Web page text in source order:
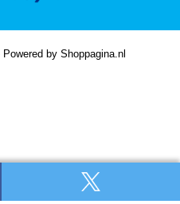
by Shoppagina.nl